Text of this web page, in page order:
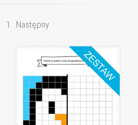
1 Następny